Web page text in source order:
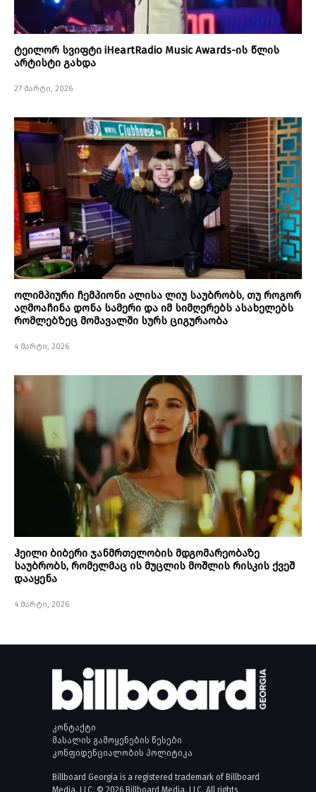
ტეილორ სვიფტი iHeartRadio Music Awards-ის წლის
არტისტი გახდა
27 მარტი, 2026
ოლიმპიური ჩემპიონი ალისა ლიუ საუბრობს, თუ როგორ
აღმოაჩინა დონა სამერი და იმ სიმღერებს ასახელებს
რომლებზეც მომავალში სურს ციგურაობა
4 მარტი, 2026
ჰეილი ბიბერი ჯანმრთელობის მდგომარეობაზე
საუბრობს, რომელმაც ის მუცლის მოშლის რისკის ქვეშ
დააყენა
4 მარტი, 2026
კონტაქტი
მასალის გამოყენების წესები
კონფიდენციალობის პოლიტიკა
Billboard Georgia is a registered trademark of Billboard
Media, LLC. © 2026 Billboard Media, LLC. All rights